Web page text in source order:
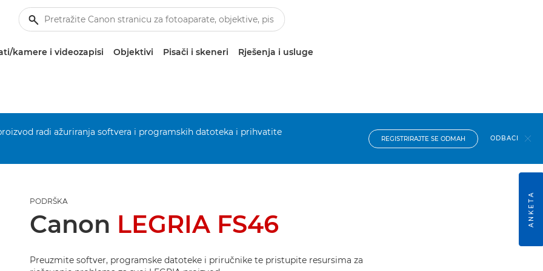
kamere i videozapisi Objektivi Pisači i skeneri Rješenja i usluge
radi ažuriranja softvera i programskih datoteka i prihvatite
REGISTRIRAJTE SE ODMAH ODBACI
PODRŠKA
Canon LEGRIA FS46
Preuzmite softver, programske datoteke i priručnike te pristupite resursima za
ANKETA